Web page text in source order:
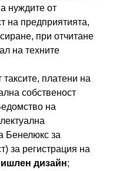
нуждите от
на предприятията,
при отчитане
на техните
платени на
собственост
на
Бенелюкс за
за регистрация на
дизайн;